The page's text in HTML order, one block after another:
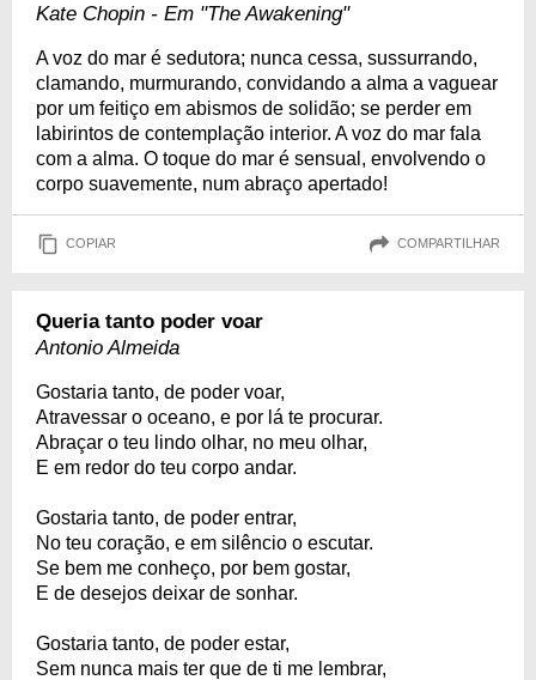
Kate Chopin - Em "The Awakening"
A voz do mar é sedutora; nunca cessa, sussurrando,
clamando, murmurando, convidando a alma a vaguear
por um feitiço em abismos de solidão; se perder em
labirintos de contemplação interior. A voz do mar fala
com a alma. O toque do mar é sensual, envolvendo o
corpo suavemente, num abraço apertado!
COPIAR COMPARTILHAR
Queria tanto poder voar
Antonio Almeida
Gostaria tanto, de poder voar,
Atravessar o oceano, e por lá te procurar.
Abraçar o teu lindo olhar, no meu olhar,
E em redor do teu corpo andar.
Gostaria tanto, de poder entrar,
No teu coração, e em silêncio o escutar.
Se bem me conheço, por bem gostar,
E de desejos deixar de sonhar.
Gostaria tanto, de poder estar,
Sem nunca mais ter que de ti me lembrar,